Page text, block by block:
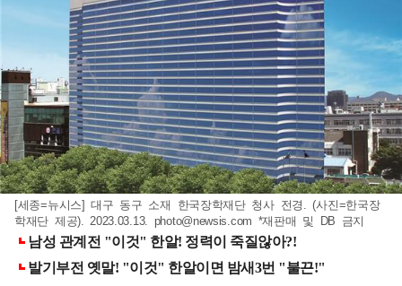
[세종=뉴시스] 대구 동구 소재 한국장학재단 청사 전경. (사진=한국장
학재단 제공). 2023.03.13. photo@newsis.com *재판매 및 DB 금지